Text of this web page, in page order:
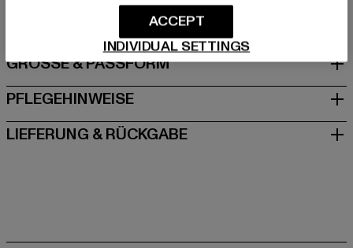
GRÖSSE & PASSFORM
PFLEGEHINWEISE
LIEFERUNG & RÜCKGABE
INDIVIDUAL SETTINGS
ACCEPT